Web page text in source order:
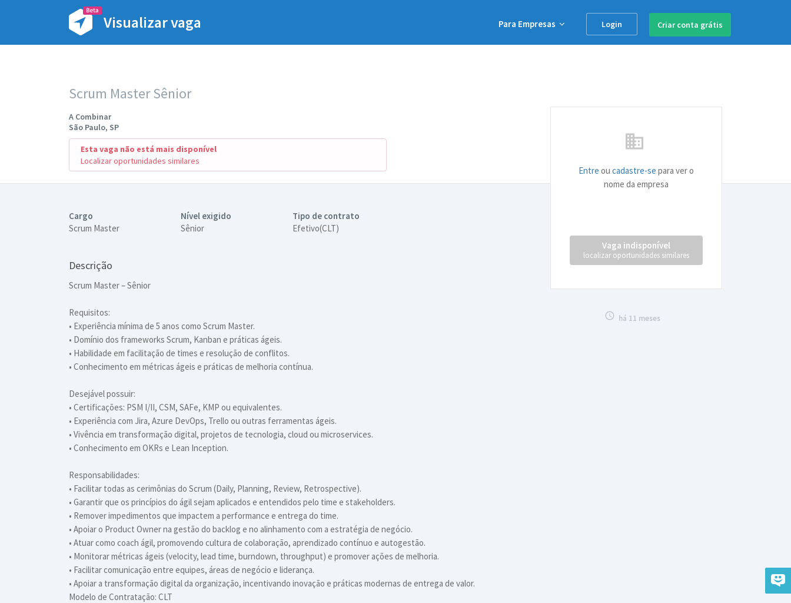
Visualizar vaga Para Empresas Login Criar conta grátis
Scrum Master Sênior
A Combinar
São Paulo, SP
Esta vaga não está mais disponível
Localizar oportunidades similares
Cargo
Scrum Master
Nível exigido
Sênior
Tipo de contrato
Efetivo(CLT)
Descrição
Scrum Master – Sênior
Requisitos:
• Experiência mínima de 5 anos como Scrum Master.
• Domínio dos frameworks Scrum, Kanban e práticas ágeis.
• Habilidade em facilitação de times e resolução de conflitos.
• Conhecimento em métricas ágeis e práticas de melhoria contínua.
Desejável possuir:
• Certificações: PSM I/II, CSM, SAFe, KMP ou equivalentes.
• Experiência com Jira, Azure DevOps, Trello ou outras ferramentas ágeis.
• Vivência em transformação digital, projetos de tecnologia, cloud ou microservices.
• Conhecimento em OKRs e Lean Inception.
Responsabilidades:
• Facilitar todas as cerimônias do Scrum (Daily, Planning, Review, Retrospective).
• Garantir que os princípios do ágil sejam aplicados e entendidos pelo time e stakeholders.
• Remover impedimentos que impactem a performance e entrega do time.
• Apoiar o Product Owner na gestão do backlog e no alinhamento com a estratégia de negócio.
• Atuar como coach ágil, promovendo cultura de colaboração, aprendizado contínuo e autogestão.
• Monitorar métricas ágeis (velocity, lead time, burndown, throughput) e promover ações de melhoria.
• Facilitar comunicação entre equipes, áreas de negócio e liderança.
• Apoiar a transformação digital da organização, incentivando inovação e práticas modernas de entrega de valor.
Modelo de Contratação: CLT
business
Entre oucadastre-se para ver o
nome da empresa
Vaga indisponível
localizar oportunidades similares
 há 11 meses